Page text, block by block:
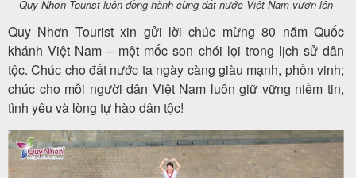
Quy Nhơn Tourist luôn đồng hành cùng đất nước Việt Nam vươn lên
Quy Nhơn Tourist xin gửi lời chúc mừng 80 năm Quốc
khánh Việt Nam – một mốc son chói lọi trong lịch sử dân
tộc. Chúc cho đất nước ta ngày càng giàu mạnh, phồn vinh;
chúc cho mỗi người dân Việt Nam luôn giữ vững niềm tin,
tình yêu và lòng tự hào dân tộc!